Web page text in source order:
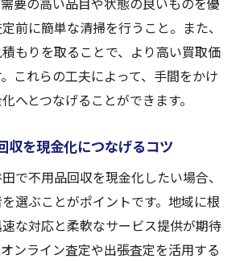
前に簡単な清掃を行うこと。また、
もりを取ることで、より高い買取価
これらの工夫によって、手間をかけ
へとつなげることができます。
収を現金化につなげるコツ
で不用品回収を現金化したい場合、
選ぶことがポイントです。地域に根
な対応と柔軟なサービス提供が期待
ンライン査定や出張査定を活用する